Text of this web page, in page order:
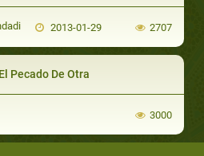
2013-01-29 2707
Pecado De Otra
3000